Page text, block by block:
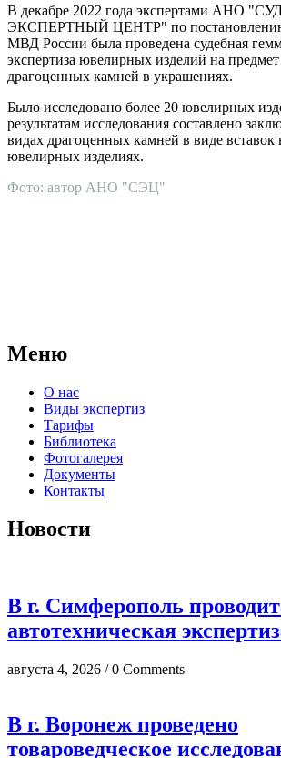
В декабре 2022 года экспертами АНО
ЭКСПЕРТНЫЙ ЦЕНТР" по постановлению
МВД России была проведена судебная
экспертиза ювелирных изделий на
драгоценных камней в украшениях.
Было исследовано более 20 ювелирных
результатам исследования составлено
видах драгоценных камней в виде вставок
ювелирных изделиях.
Фото: автор АНО "СЭЦ"
Меню
О нас
Виды экспертиз
Тарифы
Библиотека
Фотогалерея
Документы
Контакты
Новости
В г. Симферополь
автотехническая
августа 4, 2026 / 0 Comments
В г. Воронеж проведено
товароведческое